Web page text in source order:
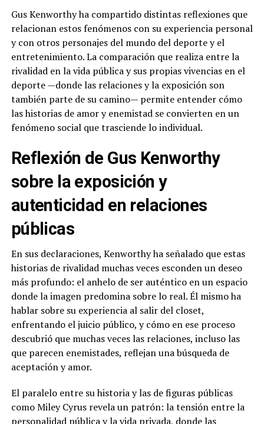
Gus Kenworthy ha compartido distintas reflexiones que
relacionan estos fenómenos con su experiencia personal
y con otros personajes del mundo del deporte y el
entretenimiento. La comparación que realiza entre la
rivalidad en la vida pública y sus propias vivencias en el
deporte —donde las relaciones y la exposición son
también parte de su camino— permite entender cómo
las historias de amor y enemistad se convierten en un
fenómeno social que trasciende lo individual.
Reflexión de Gus Kenworthy
sobre la exposición y
autenticidad en relaciones
públicas
En sus declaraciones, Kenworthy ha señalado que estas
historias de rivalidad muchas veces esconden un deseo
más profundo: el anhelo de ser auténtico en un espacio
donde la imagen predomina sobre lo real. Él mismo ha
hablar sobre su experiencia al salir del closet,
enfrentando el juicio público, y cómo en ese proceso
descubrió que muchas veces las relaciones, incluso las
que parecen enemistades, reflejan una búsqueda de
aceptación y amor.
El paralelo entre su historia y las de figuras públicas
como Miley Cyrus revela un patrón: la tensión entre la
personalidad pública y la vida privada, donde las